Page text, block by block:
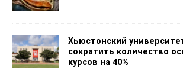
Хьюстонский
сократить количество
курсов на 40%